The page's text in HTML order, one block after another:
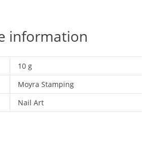
information
10 g
Moyra Stamping
Nail Art